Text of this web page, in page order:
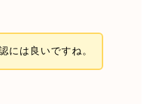
には良いですね。